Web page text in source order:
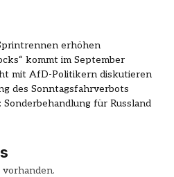
erhöhen
kommt im September
mit AfD-Politikern diskutieren
des Sonntagsfahrverbots
für Russland